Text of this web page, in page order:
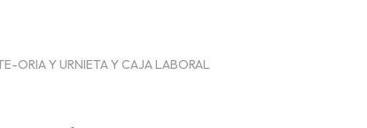
ORIA Y URNIETA Y CAJA LABORAL